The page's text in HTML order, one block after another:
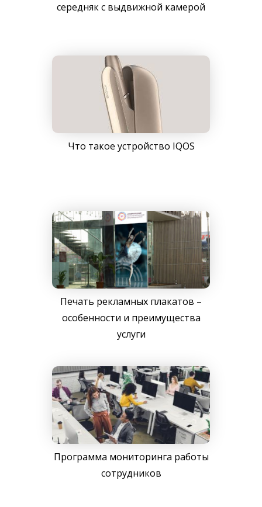
середняк с выдвижной камерой
Что такое устройство IQOS
Печать рекламных плакатов –
особенности и преимущества
услуги
Программа мониторинга работы
сотрудников